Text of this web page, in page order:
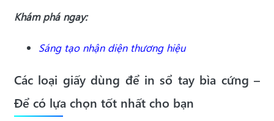
Khám phá ngay:
Sáng tạo nhận diện thương hiệu
Các loại giấy dùng để in sổ tay bìa cứng –
Để có lựa chọn tốt nhất cho bạn